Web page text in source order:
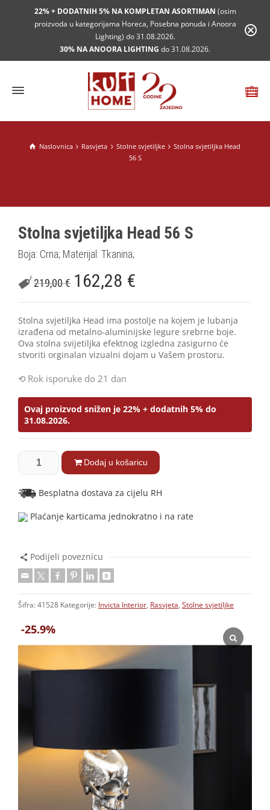
22% + DODATNIH 5% NA KOMPLETAN ASORTIMAN (osim
proizvoda u kategorijama Horeca, Posebna ponuda i Anoora
Lighting) do 31.08.2026.
30% NA ANOORA LIGHTING do 31.08.2026.
Naslovnica Rasvjeta Stolne svjetiljke
Stolna svjetiljka Head
56 S
-25.9%
Stolna svjetiljka Head 56 S
Boja: Crna; Materijal: Tkanina;
219,00€ 162,28 €
Stolna svjetiljka Head ima postolje na kojem je lubanja
izrađena od metalno-aluminijske legure srebrne boje.
Ova stolna svijetiljka efektnog izgledna zasigurno će
stvoriti orginalan vizualni dojam u Vašem prostoru.
Rok isporuke do 21 dan
Ovaj proizvod snižen je 22% + dodatnih 5% do
31.08.2026.
Dodaj u košaricu
Besplatna dostava za cijelu RH
Plaćanje karticama jednokratno i na rate
Podijeli poveznicu
Šifra: 41528 Kategorije: Invicta Interior, Rasvjeta, Stolne svjetiljke